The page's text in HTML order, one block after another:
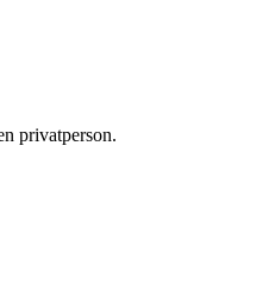
privatperson.